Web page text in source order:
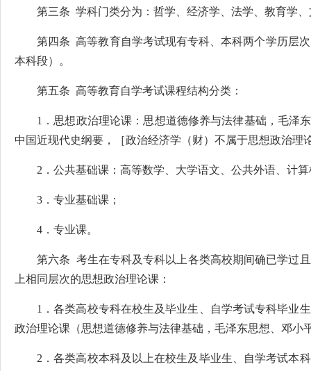
第三条 学科门类分为：哲学、经济学、法学、教育学
第四条 高等教育自学考试现有专科、本科两个学历层
本科段）。
第五条 高等教育自学考试课程结构分类：
1．思想政治理论课：思想道德修养与法律基础，毛泽
中国近现代史纲要，［政治经济学（财）不属于思想政治理
2．公共基础课：高等数学、大学语文、公共外语、计
3．专业基础课；
4．专业课。
第六条 考生在专科及专科以上各类高校期间确已学过
上相同层次的思想政治理论课：
1．各类高校专科在校生及毕业生、自学考试专科毕业
政治理论课（思想道德修养与法律基础，毛泽东思想、邓小
2．各类高校本科及以上在校生及毕业生、自学考试本